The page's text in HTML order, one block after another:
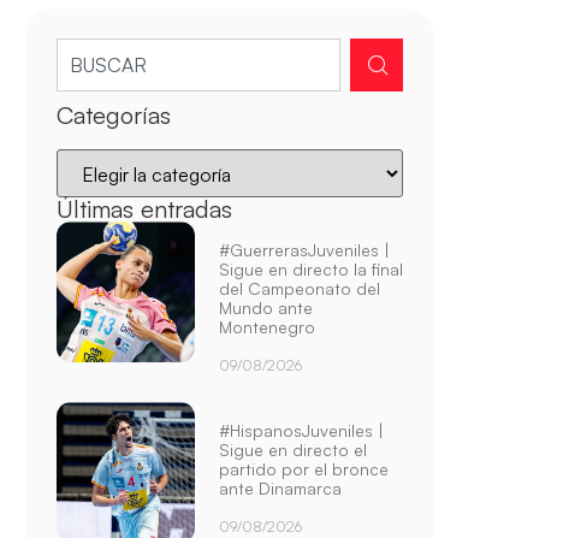
Categorías
Últimas entradas
#GuerrerasJuveniles |
Sigue en directo la final
del Campeonato del
Mundo ante
Montenegro
09/08/2026
#HispanosJuveniles |
Sigue en directo el
partido por el bronce
ante Dinamarca
09/08/2026